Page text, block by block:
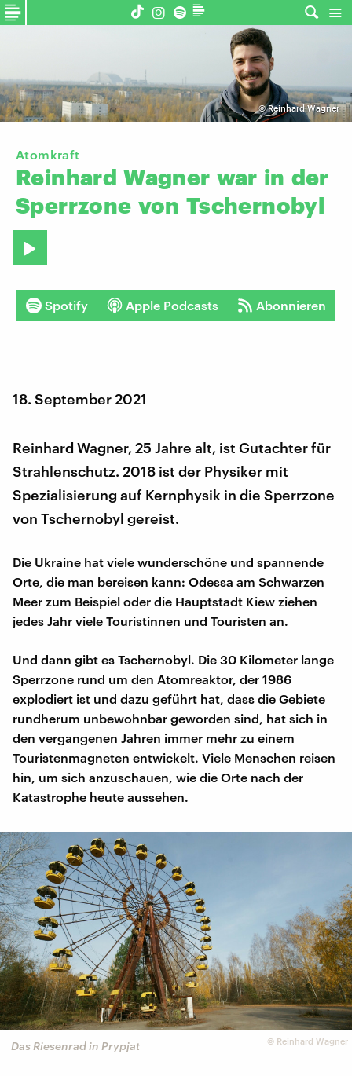
©Reinhard Wagner
Atomkraft
Reinhard Wagner war in der
Sperrzone von Tschernobyl
Spotify Apple Podcasts Abonnieren
18. September 2021
Reinhard Wagner, 25 Jahre alt, ist Gutachter für
Strahlenschutz. 2018 ist der Physiker mit
Spezialisierung auf Kernphysik in die Sperrzone
von Tschernobyl gereist.
Die Ukraine hat viele wunderschöne und spannende
Orte, die man bereisen kann: Odessa am Schwarzen
Meer zum Beispiel oder die Hauptstadt Kiew ziehen
jedes Jahr viele Touristinnen und Touristen an.
Und dann gibt es Tschernobyl. Die 30 Kilometer lange
Sperrzone rund um den Atomreaktor, der 1986
explodiert ist und dazu geführt hat, dass die Gebiete
rundherum unbewohnbar geworden sind, hat sich in
den vergangenen Jahren immer mehr zu einem
Touristenmagneten entwickelt. Viele Menschen reisen
hin, um sich anzuschauen, wie die Orte nach der
Katastrophe heute aussehen.
© Reinhard Wagner
Das Riesenrad in Prypjat